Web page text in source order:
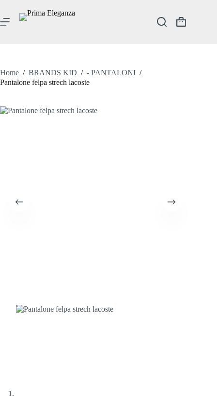
contenuto
Carrello
Home / BRANDS KID / - PANTALONI /
Pantalone felpa strech lacoste